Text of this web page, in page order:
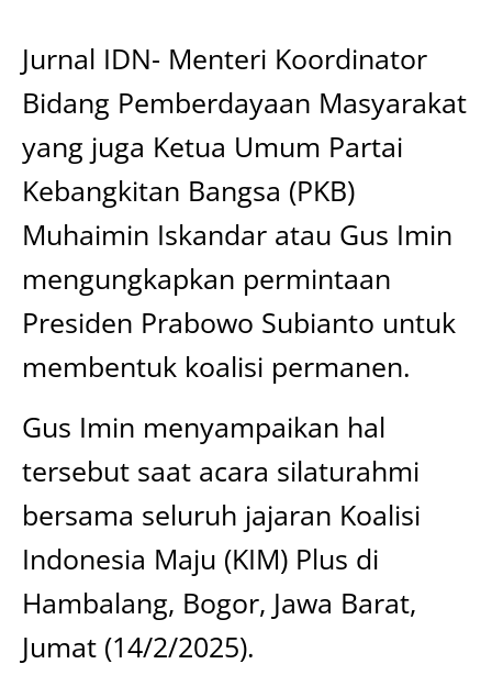
Jurnal IDN- Menteri Koordinator
Bidang Pemberdayaan Masyarakat
yang juga Ketua Umum Partai
Kebangkitan Bangsa (PKB)
Muhaimin Iskandar atau Gus Imin
mengungkapkan permintaan
Presiden Prabowo Subianto untuk
membentuk koalisi permanen.
Gus Imin menyampaikan hal
tersebut saat acara silaturahmi
bersama seluruh jajaran Koalisi
Indonesia Maju (KIM) Plus di
Hambalang, Bogor, Jawa Barat,
Jumat (14/2/2025).